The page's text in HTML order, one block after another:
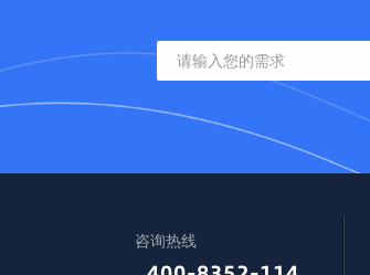
咨询热线